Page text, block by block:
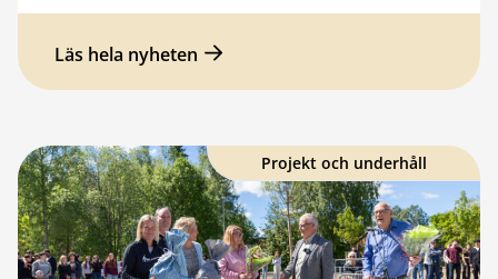
Läs hela nyheten
Projekt och underhåll